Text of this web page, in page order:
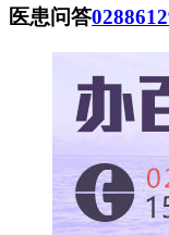
医患问答